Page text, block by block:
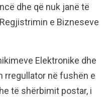
dhe që nuk janë të
e Bizneseve
Elektronike dhe
rregullator në fushën e
të shërbimit postar, i